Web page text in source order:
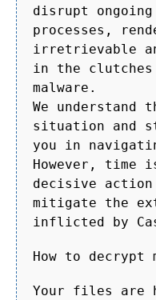
disrupt
processes,
irretrievable
in the
malware.
We
situation and
you in
However, time
decisive
mitigate the
inflicted by
How to decrypt
Your files are